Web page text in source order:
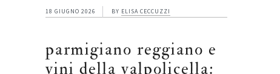
18 GIUGNO 2026 BY ELISA CECCUZZI
parmigiano reggiano e
vini della valpolicella: